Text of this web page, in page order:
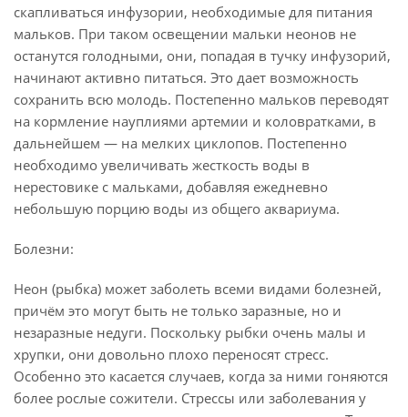
скапливаться инфузории, необходимые для питания
мальков. При таком освещении мальки неонов не
останутся голодными, они, попадая в тучку инфузорий,
начинают активно питаться. Это дает возможность
сохранить всю молодь. Постепенно мальков переводят
на кормление науплиями артемии и коловратками, в
дальнейшем — на мелких циклопов. Постепенно
необходимо увеличивать жесткость воды в
нерестовике с мальками, добавляя ежедневно
небольшую порцию воды из общего аквариума.
Болезни:
Неон (рыбка) может заболеть всеми видами болезней,
причём это могут быть не только заразные, но и
незаразные недуги. Поскольку рыбки очень малы и
хрупки, они довольно плохо переносят стресс.
Особенно это касается случаев, когда за ними гоняются
более рослые сожители. Стрессы или заболевания у